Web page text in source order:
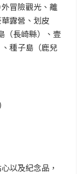
冒險觀光、離
露營、划皮
（長崎縣）、壹
種子島（鹿兒
以及紀念品，